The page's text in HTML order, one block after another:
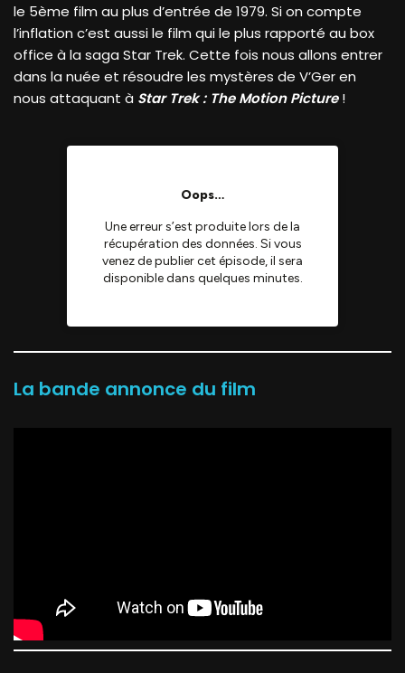
le 5ème film au plus d’entrée de 1979. Si on compte
l’inflation c’est aussi le film qui le plus rapporté au box
office à la saga Star Trek. Cette fois nous allons entrer
dans la nuée et résoudre les mystères de V’Ger en
nous attaquant à Star Trek : The Motion Picture!
La bande annonce du film